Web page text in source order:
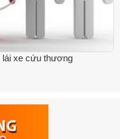
lái xe cứu thương